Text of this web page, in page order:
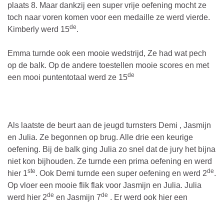
plaats 8. Maar dankzij een super vrije oefening mocht ze
toch naar voren komen voor een medaille ze werd vierde.
Kimberly werd 15de.
Emma turnde ook een mooie wedstrijd, Ze had wat pech
op de balk. Op de andere toestellen mooie scores en met
een mooi puntentotaal werd ze 15de
Als laatste de beurt aan de jeugd turnsters Demi , Jasmijn
en Julia. Ze begonnen op brug. Alle drie een keurige
oefening. Bij de balk ging Julia zo snel dat de jury het bijna
niet kon bijhouden. Ze turnde een prima oefening en werd
hier 1ste. Ook Demi turnde een super oefening en werd 2de.
Op vloer een mooie flik flak voor Jasmijn en Julia. Julia
werd hier 2de en Jasmijn 7de . Er werd ook hier een